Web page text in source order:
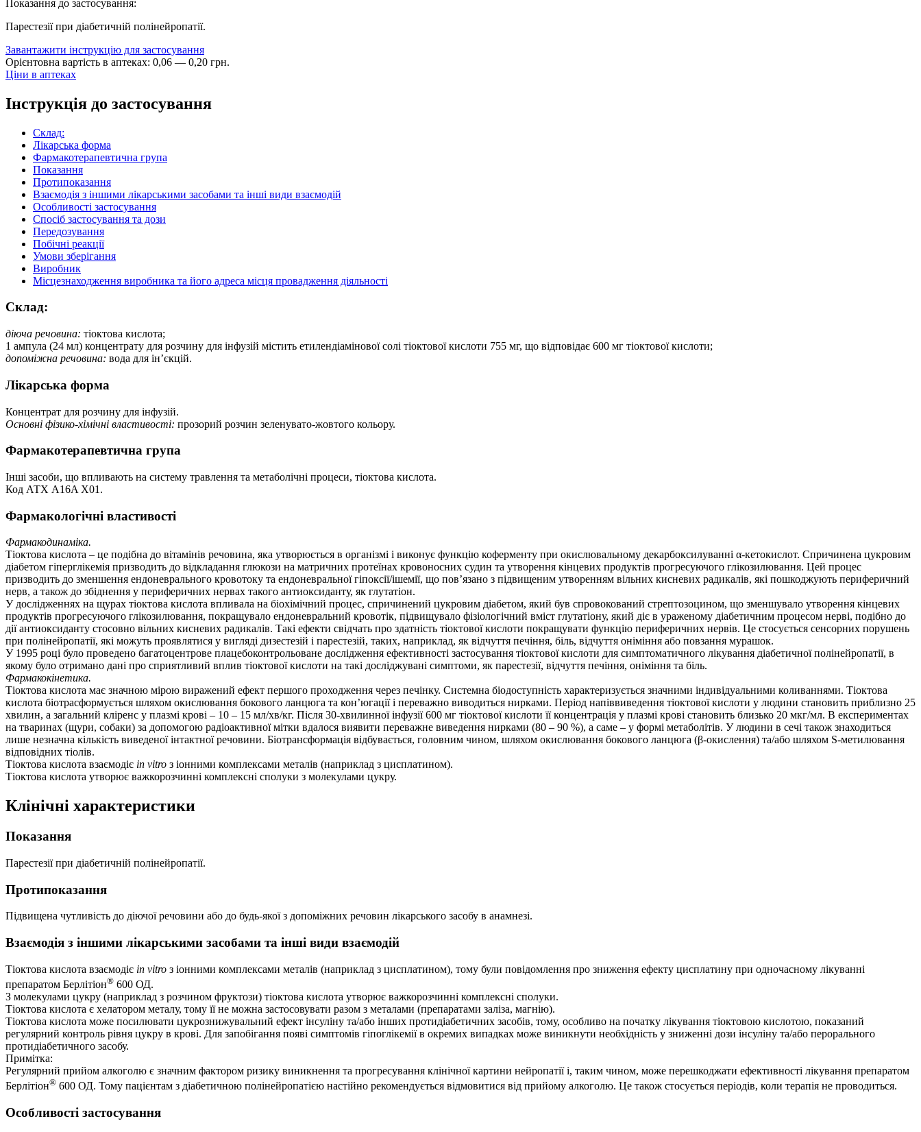
Показання до застосування:
Парестезії при діабетичній полінейропатії.
Завантажити інструкцію для застосування
Орієнтовна вартість в аптеках: 0,06 — 0,20 грн.
Ціни в аптеках
Інструкція до застосування
Склад:
Лікарська форма
Фармакотерапевтична група
Показання
Протипоказання
Взаємодія з іншими лікарськими засобами та інші види взаємодій
Особливості застосування
Спосіб застосування та дози
Передозування
Побічні реакції
Умови зберігання
Виробник
Місцезнаходження виробника та його адреса місця провадження діяльності
Склад:
діюча речовина: тіоктова кислота;
1 ампула (24 мл) концентрату для розчину для інфузій містить етилендіамінової солі тіоктової кислоти 755 мг, що відповідає 600 мг тіоктової кислоти;
допоміжна речовина: вода для ін’єкцій.
Лікарська форма
Концентрат для розчину для інфузій.
Основні фізико-хімічні властивості: прозорий розчин зеленувато-жовтого кольору.
Фармакотерапевтична група
Інші засоби, що впливають на систему травлення та метаболічні процеси, тіоктова кислота.
Код АТХ A16A X01.
Фармакологічні властивості
Фармакодинаміка.
Тіоктова кислота – це подібна до вітамінів речовина, яка утворюється в організмі і виконує функцію коферменту при окислювальному декарбоксилуванні α-кетокислот. Спричинена цукровим
діабетом гіперглікемія призводить до відкладання глюкози на матричних протеїнах кровоносних судин та утворення кінцевих продуктів прогресуючого глікозилювання. Цей процес
призводить до зменшення ендоневрального кровотоку та ендоневральної гіпоксії/ішемії, що пов’язано з підвищеним утворенням вільних кисневих радикалів, які пошкоджують периферичний
нерв, а також до збіднення у периферичних нервах такого антиоксиданту, як глутатіон.
У дослідженнях на щурах тіоктова кислота впливала на біохімічний процес, спричинений цукровим діабетом, який був спровокований стрептозоцином, що зменшувало утворення кінцевих
продуктів прогресуючого глікозилювання, покращувало ендоневральний кровотік, підвищувало фізіологічний вміст глутатіону, який діє в ураженому діабетичним процесом нерві, подібно до
дії антиоксиданту стосовно вільних кисневих радикалів. Такі ефекти свідчать про здатність тіоктової кислоти покращувати функцію периферичних нервів. Це стосується сенсорних порушень
при полінейропатії, які можуть проявлятися у вигляді дизестезій і парестезій, таких, наприклад, як відчуття печіння, біль, відчуття оніміння або повзання мурашок.
У 1995 році було проведено багатоцентрове плацебоконтрольоване дослідження ефективності застосування тіоктової кислоти для симптоматичного лікування діабетичної полінейропатії, в
якому було отримано дані про сприятливий вплив тіоктової кислоти на такі досліджувані симптоми, як парестезії, відчуття печіння, оніміння та біль.
Фармакокінетика.
Тіоктова кислота має значною мірою виражений ефект першого проходження через печінку. Системна біодоступність характеризується значними індивідуальними коливаннями. Тіоктова
кислота біотрасформується шляхом окислювання бокового ланцюга та кон’югації і переважно виводиться нирками. Період напіввиведення тіоктової кислоти у людини становить приблизно 25
хвилин, а загальний кліренс у плазмі крові – 10 – 15 мл/хв/кг. Після 30-хвилинної інфузії 600 мг тіоктової кислоти її концентрація у плазмі крові становить близько 20 мкг/мл. В експериментах
на тваринах (щури, собаки) за допомогою радіоактивної мітки вдалося виявити переважне виведення нирками (80 – 90 %), а саме – у формі метаболітів. У людини в сечі також знаходиться
лише незначна кількість виведеної інтактної речовини. Біотрансформація відбувається, головним чином, шляхом окислювання бокового ланцюга (β-окислення) та/або шляхом S-метилювання
відповідних тіолів.
Тіоктова кислота взаємодіє in vitro з іонними комплексами металів (наприклад з цисплатином).
Тіоктова кислота утворює важкорозчинні комплексні сполуки з молекулами цукру.
Клінічні характеристики
Показання
Парестезії при діабетичній полінейропатії.
Протипоказання
Підвищена чутливість до діючої речовини або до будь-якої з допоміжних речовин лікарського засобу в анамнезі.
Взаємодія з іншими лікарськими засобами та інші види взаємодій
Тіоктова кислота взаємодіє in vitro з іонними комплексами металів (наприклад з цисплатином), тому були повідомлення про зниження ефекту цисплатину при одночасному лікуванні
препаратом Берлітіон® 600 ОД.
З молекулами цукру (наприклад з розчином фруктози) тіоктова кислота утворює важкорозчинні комплексні сполуки.
Тіоктова кислота є хелатором металу, тому її не можна застосовувати разом з металами (препаратами заліза, магнію).
Тіоктова кислота може посилювати цукрознижувальний ефект інсуліну та/або інших протидіабетичних засобів, тому, особливо на початку лікування тіоктовою кислотою, показаний
регулярний контроль рівня цукру в крові. Для запобігання появі симптомів гіпоглікемії в окремих випадках може виникнути необхідність у зниженні дози інсуліну та/або перорального
протидіабетичного засобу.
Примітка:
Регулярний прийом алкоголю є значним фактором ризику виникнення та прогресування клінічної картини нейропатії і, таким чином, може перешкоджати ефективності лікування препаратом
Берлітіон® 600 ОД. Тому пацієнтам з діабетичною полінейропатією настійно рекомендується відмовитися від прийому алкоголю. Це також стосується періодів, коли терапія не проводиться.
Особливості застосування